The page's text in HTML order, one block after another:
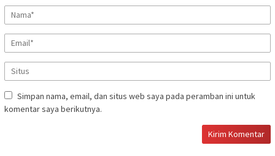
Simpan nama, email, dan situs web saya pada peramban ini untuk
komentar saya berikutnya.